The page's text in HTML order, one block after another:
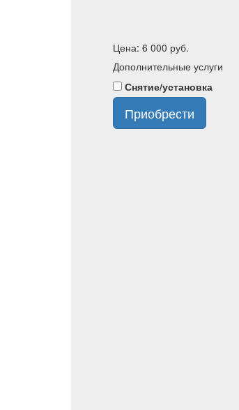
Цена: 6 000 руб.
Дополнительные услуги
Снятие/установка
Приобрести